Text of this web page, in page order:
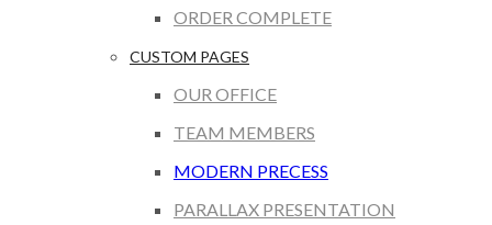
ORDER COMPLETE
CUSTOM PAGES
OUR OFFICE
TEAM MEMBERS
MODERN PRECESS
PARALLAX PRESENTATION